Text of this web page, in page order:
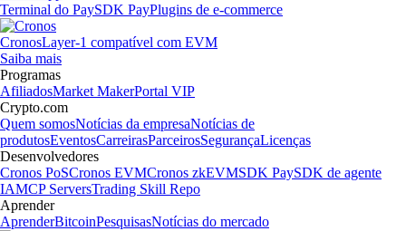
Terminal do PaySDK PayPlugins de e-commerce
CronosLayer-1 compatível com EVM
Saiba mais
Programas
AfiliadosMarket MakerPortal VIP
Crypto.com
Quem somosNotícias da empresaNotícias de
produtosEventosCarreirasParceirosSegurançaLicenças
Desenvolvedores
Cronos PoSCronos EVMCronos zkEVMSDK PaySDK de agente
IAMCP ServersTrading Skill Repo
Aprender
AprenderBitcoinPesquisasNotícias do mercado